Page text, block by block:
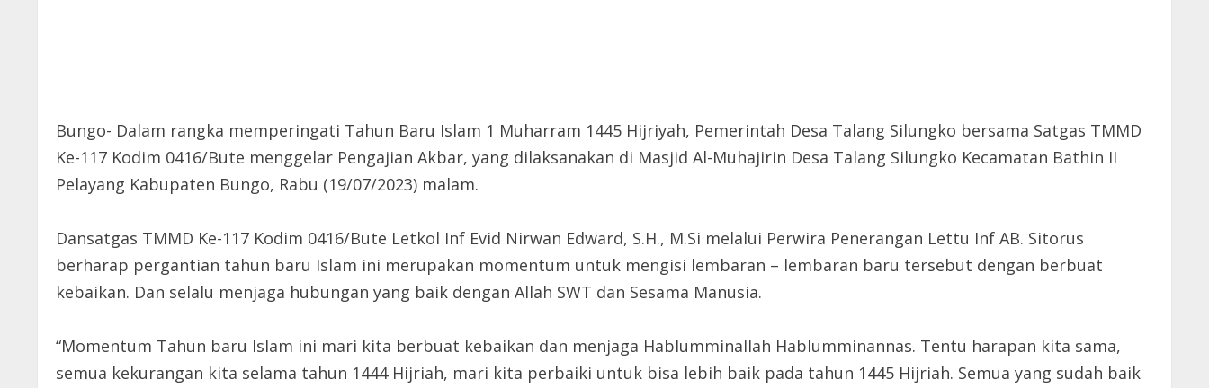
Bungo- Dalam rangka memperingati Tahun Baru Islam 1 Muharram 1445 Hijriyah, Pemerintah Desa Talang Silungko bersama Satgas TMMD
Ke-117 Kodim 0416/Bute menggelar Pengajian Akbar, yang dilaksanakan di Masjid Al-Muhajirin Desa Talang Silungko Kecamatan Bathin II
Pelayang Kabupaten Bungo, Rabu (19/07/2023) malam.
Dansatgas TMMD Ke-117 Kodim 0416/Bute Letkol Inf Evid Nirwan Edward, S.H., M.Si melalui Perwira Penerangan Lettu Inf AB. Sitorus
berharap pergantian tahun baru Islam ini merupakan momentum untuk mengisi lembaran – lembaran baru tersebut dengan berbuat
kebaikan. Dan selalu menjaga hubungan yang baik dengan Allah SWT dan Sesama Manusia.
“Momentum Tahun baru Islam ini mari kita berbuat kebaikan dan menjaga Hablumminallah Hablumminannas. Tentu harapan kita sama,
semua kekurangan kita selama tahun 1444 Hijriah, mari kita perbaiki untuk bisa lebih baik pada tahun 1445 Hijriah. Semua yang sudah baik